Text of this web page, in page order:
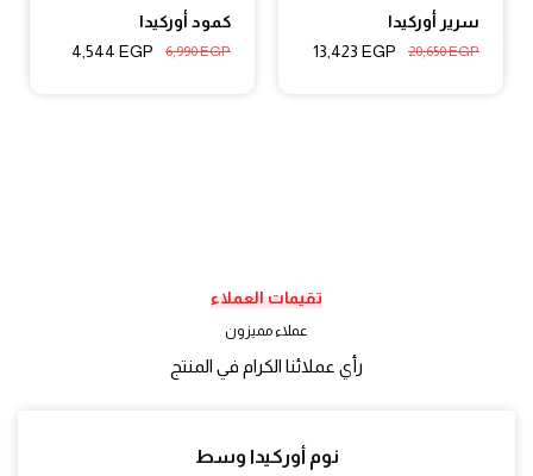
سرير أوركيدا
20,650EGP
13,423 EGP
كمود أوركيدا
6,990EGP
4,544 EGP
تقيمات العملاء
عملاء مميزون
رأي عملائنا الكرام في المنتج
نوم أوركيدا وسط